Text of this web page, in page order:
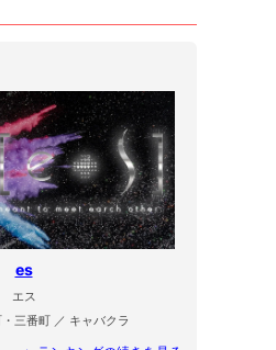
es
エス
三番町 ／ キャバクラ